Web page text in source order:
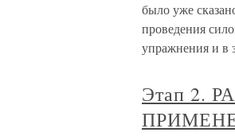
было уже
проведения
упражнения и в
Этап 2.